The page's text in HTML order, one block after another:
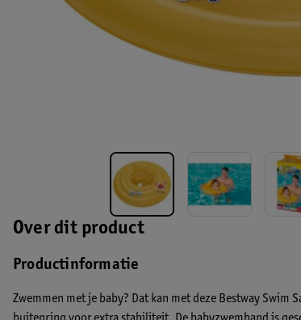
Over dit product
Productinformatie
Zwemmen met je baby? Dat kan met deze Bestway